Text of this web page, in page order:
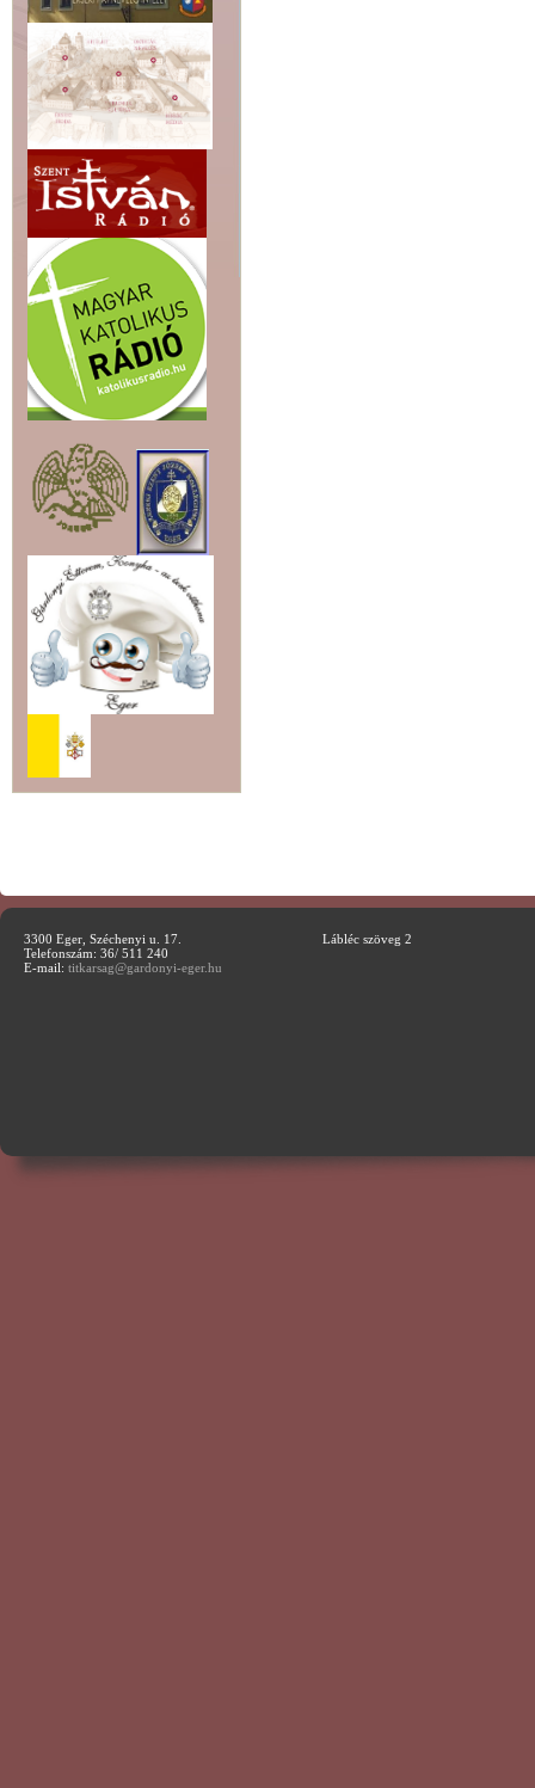
3300 Eger, Széchenyi u. 17.
Telefonszám: 36/ 511 240
E-mail: titkarsag@gardonyi-eger.hu
Lábléc szöveg 2